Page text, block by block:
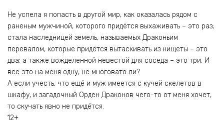
Не успела я попасть в другой мир, как оказалась рядом с
раненым мужчиной, которого придётся выхаживать – это раз;
стала наследницей земель, называемых Драконьим
перевалом, которые придётся вытаскивать из нищеты – это
два; а также вожделенной невестой для соседа – это три. И
всё это на меня одну, не многовато ли?
А если учесть, что ещё и муж имеется с кучей скелетов в
шкафу, и загадочный Орден Драконов чего-то от меня хочет,
то скучать явно не придётся.
12+